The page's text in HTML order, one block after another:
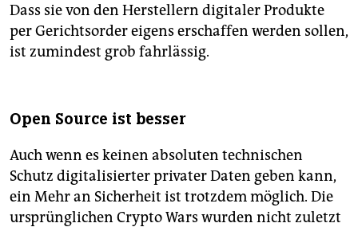
Dass sie von den Herstellern digitaler Produkte
per Gerichtsorder eigens erschaffen werden sollen,
ist zumindest grob fahrlässig.
Open Source ist besser
Auch wenn es keinen absoluten technischen
Schutz digitalisierter privater Daten geben kann,
ein Mehr an Sicherheit ist trotzdem möglich. Die
ursprünglichen Crypto Wars wurden nicht zuletzt